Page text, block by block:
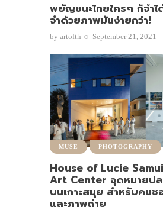
พยัญชนะไทยใครๆ ก็จำไ
จำด้วยภาพมันง่ายกว่า!
by artofth September 21, 2021
MUSE PHOTOGRAPHY
House of Lucie
Art Center จุดหมายปล
บนเกาะสมุย สำหรับคนช
และภาพถ่าย